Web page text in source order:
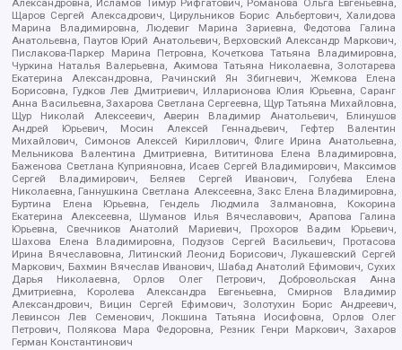
Александровна, Исламов Тимур Рифгатович, Романова Ольга Евгеньевна,
Щаров Сергей Алексадрович, Цирульников Борис Альбертович, Халидова
Марина Владимировна, Людевиг Марина Зариевна, Федотова Галина
Анатольевна, Паутов Юрий Анатольевич, Верховский Александр Маркович,
Пислакова-Паркер Марина Петровна, Кочеткова Татьяна Владимировна,
Чуркина Наталья Валерьевна, Акимова Татьяна Николаевна, Золотарева
Екатерина Александровна, Рачинский Ян Збигневич, Жемкова Елена
Борисовна, Гудков Лев Дмитриевич, Илларионова Юлия Юрьевна, Саранг
Анна Васильевна, Захарова Светлана Сергеевна, Щур Татьяна Михайловна,
Щур Николай Алексеевич, Аверин Владимир Анатольевич, Блинушов
Андрей Юрьевич, Мосин Алексей Геннадьевич, Гефтер Валентин
Михайлович, Симонов Алексей Кириллович, Флиге Ирина Анатольевна,
Мельникова Валентина Дмитриевна, Вититинова Елена Владимировна,
Баженова Светлана Куприяновна, Исаев Сергей Владимирович, Максимов
Сергей Владимирович, Беляев Сергей Иванович, Голубева Елена
Николаевна, Ганнушкина Светлана Алексеевна, Закс Елена Владимировна,
Буртина Елена Юрьевна, Гендель Людмила Залмановна, Кокорина
Екатерина Алексеевна, Шуманов Илья Вячеславович, Арапова Галина
Юрьевна, Свечников Анатолий Мариевич, Прохоров Вадим Юрьевич,
Шахова Елена Владимировна, Подузов Сергей Васильевич, Протасова
Ирина Вячеславовна, Литинский Леонид Борисович, Лукашевский Сергей
Маркович, Бахмин Вячеслав Иванович, Шабад Анатолий Ефимович, Сухих
Дарья Николаевна, Орлов Олег Петрович, Добровольская Анна
Дмитриевна, Королева Александра Евгеньевна, Смирнов Владимир
Александрович, Вицин Сергей Ефимович, Золотухин Борис Андреевич,
Левинсон Лев Семенович, Локшина Татьяна Иосифовна, Орлов Олег
Петрович, Полякова Мара Федоровна, Резник Генри Маркович, Захаров
Герман Константинович